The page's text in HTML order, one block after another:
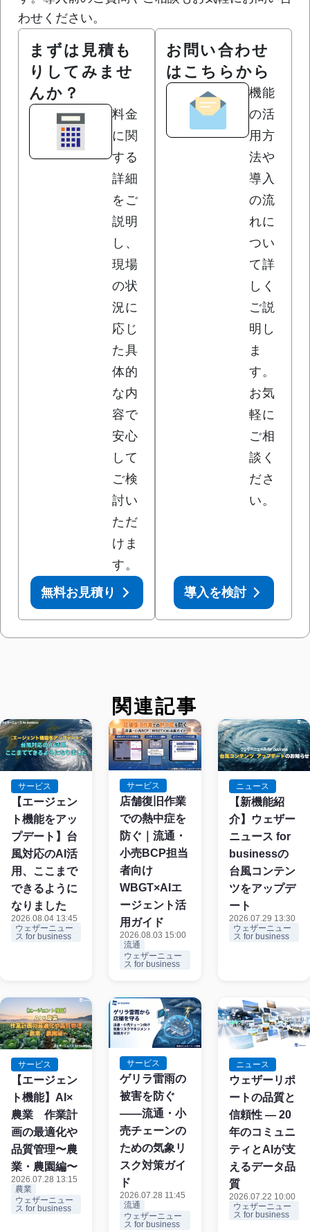
わせください。
まずは見積も
りしてみませ
んか？
料金
に関
する
詳細
をご
説明
し、
現場
の状
況に
応じ
た具
体的
な内
容で
安心
して
ご検
討い
ただ
けま
す。
無料お見積り
お問い合わせ
はこちらから
機能
の活
用方
法や
導入
の流
れに
つい
て詳
しく
ご説
明し
ま
す。
お気
軽に
ご相
談く
ださ
い。
導入を検討
関連記事
サービス
【エージェン
ト機能をアッ
プデート】台
風対応のAI活
用、ここまで
できるように
なりました
2026.08.04 13:45
ウェザーニュー
ス for business
サービス
店舗復旧作業
での熱中症を
防ぐ｜流通・
小売BCP担当
者向け
WBGT×AIエ
ージェント活
用ガイド
2026.08.03 15:00
流通
ウェザーニュー
ス for business
ニュース
【新機能紹
介】ウェザー
ニュース for
businessの
台風コンテン
ツをアップデ
ート
2026.07.29 13:30
ウェザーニュー
ス for business
サービス
【エージェン
ト機能】AI×
農業 作業計
画の最適化や
品質管理〜農
業・農園編〜
2026.07.28 13:15
農業
ウェザーニュー
ス for business
サービス
ゲリラ雷雨の
被害を防ぐ
——流通・小
売チェーンの
ための気象リ
スク対策ガイ
ド
2026.07.28 11:45
流通
ウェザーニュー
ス for business
ニュース
ウェザーリポ
ートの品質と
信頼性 ― 20
年のコミュニ
ティとAIが支
えるデータ品
質
2026.07.22 10:00
ウェザーニュー
ス for business